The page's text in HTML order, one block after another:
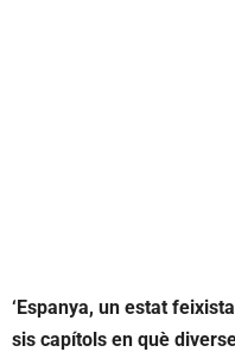
‘Espanya, un estat
sis capítols en què